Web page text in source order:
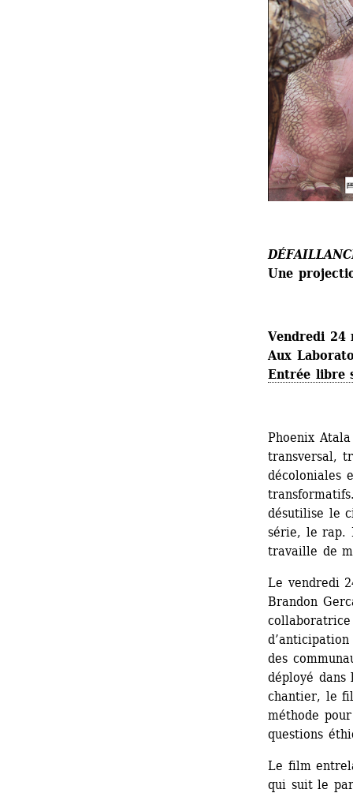
Une
Vendredi 24
Aux
Entrée libre
Phoenix
transversal,
décoloniales
désutilise le
série, le rap.
travaille de
Le vendredi
Brandon
des
déployé dans
chantier, le
méthode
questions
Le film
qui suit le